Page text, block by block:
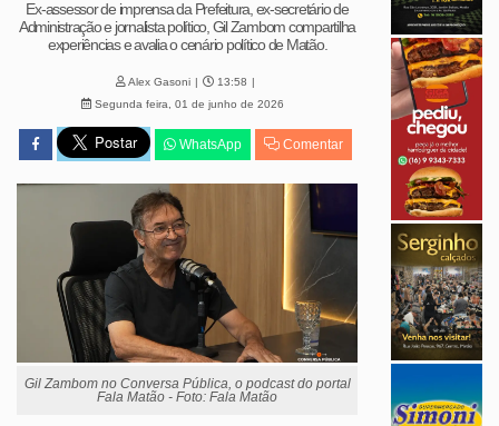
Ex-assessor de imprensa da Prefeitura, ex-secretário de
Administração e jornalista político, Gil Zambom compartilha
experiências e avalia o cenário político de Matão.
Alex Gasoni
13:58
Segunda feira, 01 de junho de 2026
WhatsApp Comentar
Gil Zambom no Conversa Pública, o podcast do portal
Fala Matão - Foto: Fala Matão